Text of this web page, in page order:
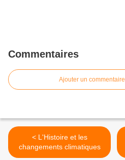
Commentaires
Ajouter un commentaire
< L'Histoire et les
changements climatiques